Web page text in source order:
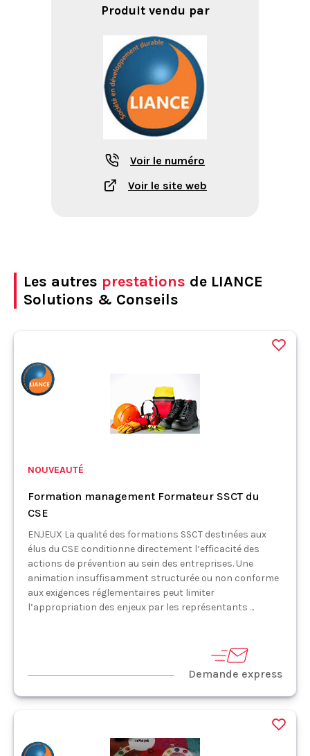
Produit vendu par
Voir le numéro
Voir le site web
Les autres prestations de LIANCE
Solutions & Conseils
NOUVEAUTÉ
Formation management Formateur SSCT du
CSE
ENJEUX La qualité des formations SSCT destinées aux
élus du CSE conditionne directement l’efficacité des
actions de prévention au sein des entreprises. Une
animation insuffisamment structurée ou non conforme
aux exigences réglementaires peut limiter
l’appropriation des enjeux par les représentants ...
Demande express